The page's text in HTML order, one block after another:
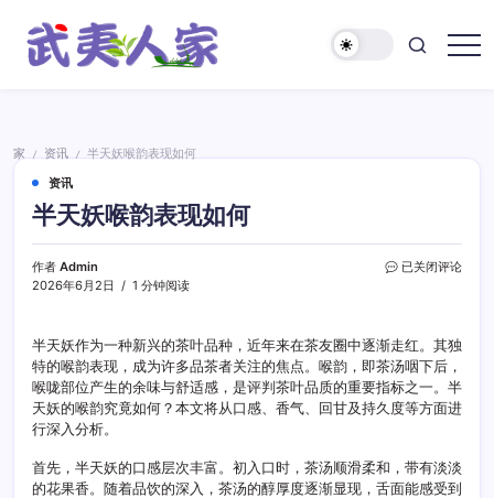
家
家 / 资讯 /
半天妖喉韵表现如何
资讯
半天妖喉韵表现如何
作者 Admin
2026年6月2日
1 分钟阅读
半
韵
表
现
如
何
已关闭评论
半天妖作为一种新兴的茶叶品种，近年来在茶友圈中逐渐走红。其独
特的喉韵表现，成为许多品茶者关注的焦点。喉韵，即茶汤咽下后，
喉咙部位产生的余味与舒适感，是评判茶叶品质的重要指标之一。半
天妖的喉韵究竟如何？本文将从口感、香气、回甘及持久度等方面进
行深入分析。
首先，半天妖的口感层次丰富。初入口时，茶汤顺滑柔和，带有淡淡
的花果香。随着品饮的深入，茶汤的醇厚度逐渐显现，舌面能感受到